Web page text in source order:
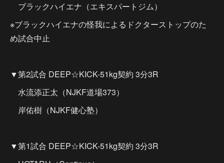
ブラックハイエナ（エキスパートジム）
※ブラックハイエナの怪我によるドクターストップのた
め試合中止
▼第2試合 DEEP☆KICK-51kg契約 3分3R
水流添正太（NJKF道場373）
岸佑樹（NJKF健心塾）
▼第1試合 DEEP☆KICK-51kg契約 3分3R